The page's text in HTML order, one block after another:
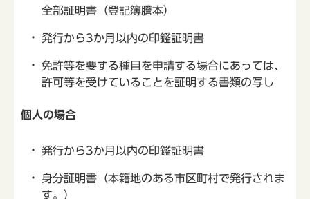
全部証明書（登記簿謄本）
発行から3か月以内の印鑑証明書
免許等を要する種目を申請する場合にあっては、
許可等を受けていることを証明する書類の写し
個人の場合
発行から3か月以内の印鑑証明書
身分証明書（本籍地のある市区町村で発行されま
す。）